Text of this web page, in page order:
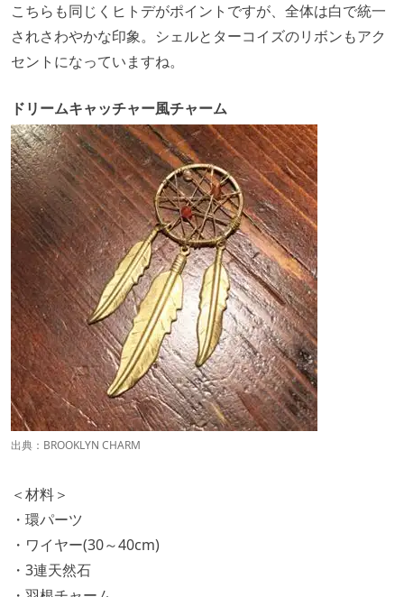
こちらも同じくヒトデがポイントですが、全体は白で統一
されさわやかな印象。シェルとターコイズのリボンもアク
セントになっていますね。
ドリームキャッチャー風チャーム
出典： BROOKLYN CHARM
＜材料＞
・環パーツ
・ワイヤー(30～40cm)
・3連天然石